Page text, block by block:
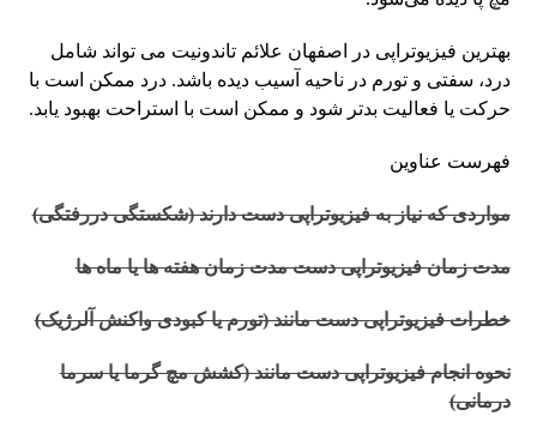
بهترین فیزیوتراپی در اصفهان علائم تاندونیت می تواند شامل
درد، سفتی و تورم در ناحیه آسیب دیده باشد. درد ممکن است با
حرکت یا فعالیت بدتر شود و ممکن است با استراحت بهبود یابد.
فهرست عناوین
مواردی که نیاز به فیزیوتراپی دست دارند (شکستگی دررفتگی)
مدت زمان فیزیوتراپی دست مدت زمان هفته ها یا ماه ها
خطرات فیزیوتراپی دست مانند (تورم یا کبودی واکنش آلرژیک)
نحوه انجام فیزیوتراپی دست مانند (کشش مچ گرما یا سرما
درمانی)